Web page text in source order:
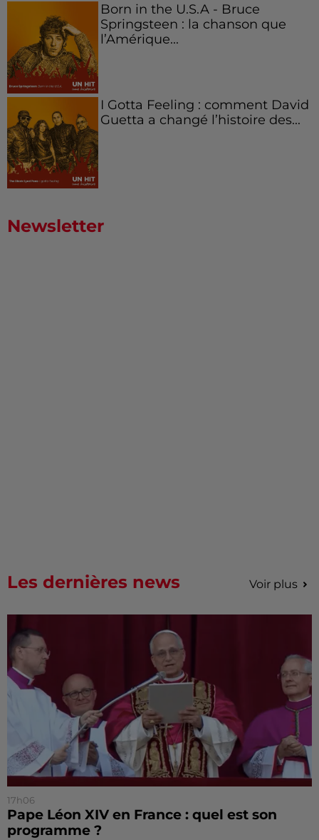
Born in the U.S.A - Bruce
Springsteen : la chanson que
l’Amérique...
I Gotta Feeling : comment David
Guetta a changé l’histoire des...
Newsletter
Les dernières news Voir plus
17h06
Pape Léon XIV en France : quel est son
programme ?